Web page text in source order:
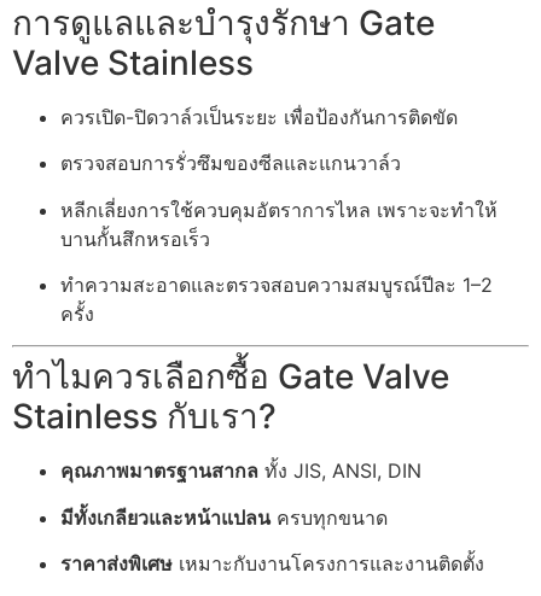
การดูแลและบำรุงรักษา Gate
Valve Stainless
ควรเปิด-ปิดวาล์วเป็นระยะ เพื่อป้องกันการติดขัด
ตรวจสอบการรั่วซึมของซีลและแกนวาล์ว
หลีกเลี่ยงการใช้ควบคุมอัตราการไหล เพราะจะทำให้
บานกั้นสึกหรอเร็ว
ทำความสะอาดและตรวจสอบความสมบูรณ์ปีละ 1–2
ครั้ง
ทำไมควรเลือกซื้อ Gate Valve
Stainless กับเรา?
คุณภาพมาตรฐานสากล ทั้ง JIS, ANSI, DIN
มีทั้งเกลียวและหน้าแปลนครบทุกขนาด
ราคาส่งพิเศษ เหมาะกับงานโครงการและงานติดตั้ง